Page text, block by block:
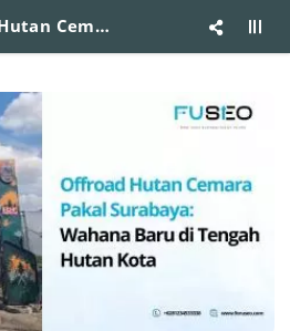
Offroad Hutan Cemara Pakal Surabaya: Wahana Baru di Tengah Hutan Kota